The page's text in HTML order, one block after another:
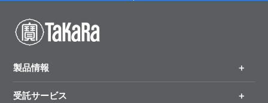
製品情報
製品一覧
受託サービス